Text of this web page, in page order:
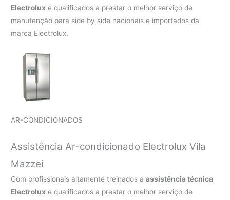
Electrolux e qualificados a prestar o melhor serviço de
manutenção para side by side nacionais e importados da
marca Electrolux.
AR-CONDICIONADOS
Assistência Ar-condicionado Electrolux Vila
Mazzei
Com profissionais altamente treinados aassistência técnica
Electrolux e qualificados a prestar o melhor serviço de